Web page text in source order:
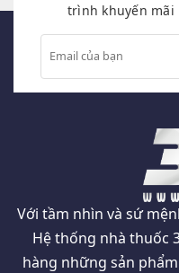
trình khuyến
Với tầm nhìn và sứ
Hệ thống nhà thuốc
hàng những sản